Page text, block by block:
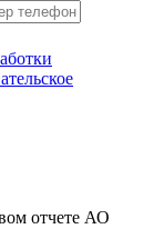
отчете АО